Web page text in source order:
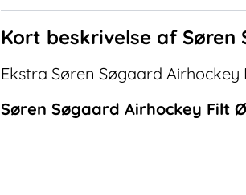
Kort beskrivelse af Søren
Ekstra Søren Søgaard
Søren Søgaard Airhockey Filt